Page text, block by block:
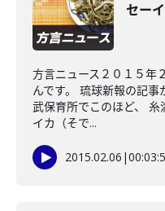
セー
方言ニュース２０１５年
んです。 琉球新報の記
武保育所でこのほど、
イカ（そで...
2015.02.06 |